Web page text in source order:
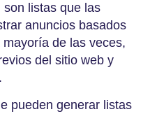
listas que las
anuncios basados
de las veces,
del sitio web y
pueden generar listas